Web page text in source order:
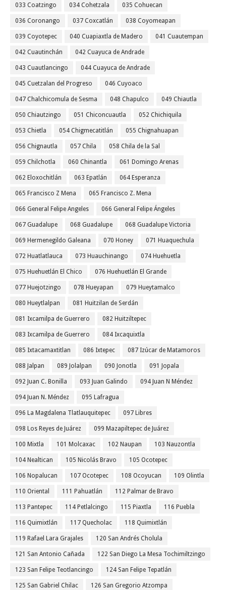
033 Coatzingo 034 Cohetzala 035 Cohuecan
036 Coronango 037 Coxcatlán 038 Coyomeapan
039 Coyotepec 040 Cuapiaxtla de Madero 041 Cuautempan
042 Cuautinchán 042 Cuayuca de Andrade
043 Cuautlancingo 044 Cuayuca de Andrade
045 Cuetzalan del Progreso 046 Cuyoaco
047 Chalchicomula de Sesma 048 Chapulco 049 Chiautla
050 Chiautzingo 051 Chiconcuautla 052 Chichiquila
053 Chietla 054 Chigmecatitlán 055 Chignahuapan
056 Chignautla 057 Chila 058 Chila de la Sal
059 Chilchotla 060 Chinantla 061 Domingo Arenas
062 Eloxochitlán 063 Epatlán 064 Esperanza
065 Francisco Z Mena 065 Francisco Z. Mena
066 General Felipe Angeles 066 General Felipe Ángeles
067 Guadalupe 068 Guadalupe 068 Guadalupe Victoria
069 Hermenegildo Galeana 070 Honey 071 Huaquechula
072 Huatlatlauca 073 Huauchinango 074 Huehuetla
075 Huehuetlán El Chico 076 Huehuetlán El Grande
077 Huejotzingo 078 Hueyapan 079 Hueytamalco
080 Hueytlalpan 081 Huitzilan de Serdán
081 Ixcamilpa de Guerrero 082 Huitziltepec
083 Ixcamilpa de Guerrero 084 Ixcaquixtla
085 Ixtacamaxtitlan 086 Ixtepec 087 Izúcar de Matamoros
088 Jalpan 089 Jolalpan 090 Jonotla 091 Jopala
092 Juan C. Bonilla 093 Juan Galindo 094 Juan N Méndez
094 Juan N. Méndez 095 Lafragua
096 La Magdalena Tlatlauquitepec 097 Libres
098 Los Reyes de Juárez 099 Mazapiltepec de Juárez
100 Mixtla 101 Molcaxac 102 Naupan 103 Nauzontla
104 Nealtican 105 Nicolás Bravo 105 Ocotepec
106 Nopalucan 107 Ocotepec 108 Ocoyucan 109 Olintla
110 Oriental 111 Pahuatlán 112 Palmar de Bravo
113 Pantepec 114 Petlalcingo 115 Piaxtla 116 Puebla
116 Quimixtlán 117 Quecholac 118 Quimixtlán
119 Rafael Lara Grajales 120 San Andrés Cholula
121 San Antonio Cañada 122 San Diego La Mesa Tochimiltzingo
123 San Felipe Teotlancingo 124 San Felipe Tepatlán
125 San Gabriel Chilac 126 San Gregorio Atzompa